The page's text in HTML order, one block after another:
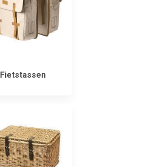
Fietstassen